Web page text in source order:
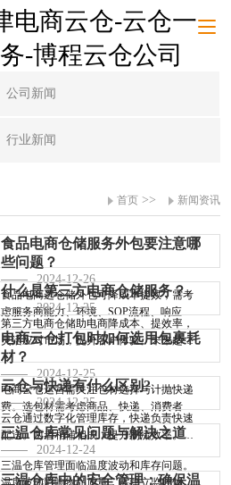
公司新闻
行业新闻
首页 >> 新闻资讯
食品电商仓储服务外包要注意哪
些问题？
2024-12-26
食品电商选仓储外包可降成本提效，需考
虑服务商能力、环境、SOP流程、响应速
度、管理系···
什么是第三方电商仓储服务？
2024-12-25
第三方电商仓储助电商降成本、提效率，
灵活应对市场，提升客户体验。未来趋势
包括智能···
电商云仓打包时如何选用包裹耗
材？
2024-12-25
电商云仓运营需关注包材选择与计抛快递
费。选包材需考虑商品、快递、消费者需
求；避免···
云仓与快递有什么区别?
2024-12-25
云仓通过数字化管理库存，快递负责快速
配送。两者相辅相成，提升物流效率。商
家可选合···
三温仓库常见问题与解决之道
2024-12-24
三温仓库管理面临温度波动和库存问题。
温度波动影响物品质量，需建立监控体
三温仓库中的安全管理：确保温